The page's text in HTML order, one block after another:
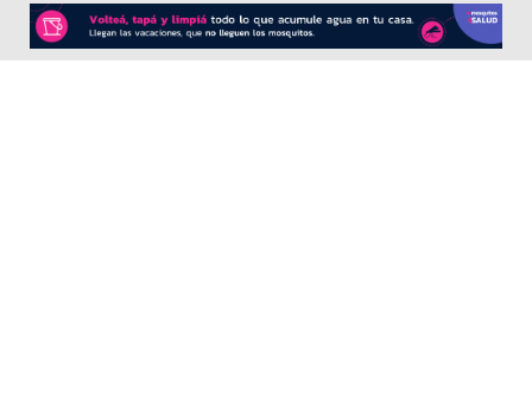
Redacción: redacció
n@diarioprimeralinea.com.ar
Publicidad:publicidad@diarioprimeralinea.com.ar